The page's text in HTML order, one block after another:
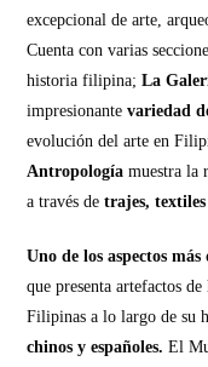
excepcional de arte,
Cuenta con varias
historia filipina;La
impresionantevariedad
evolución del arte en
Antropologíamuestra la
a través de trajes,
Uno de los aspectos
que presenta artefactos
Filipinas a lo largo de su
chinos y españoles.El